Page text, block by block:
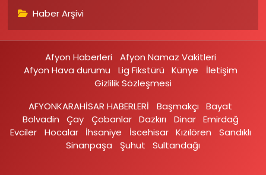
Haber Arşivi
Afyon Haberleri
Afyon Namaz Vakitleri
Afyon Hava durumu
Lig Fikstürü Künye
İletişim
Gizlilik Sözleşmesi
AFYONKARAHİSAR HABERLERİ
Başmakçı
Bayat
Bolvadin
Çay Çobanlar Dazkırı Dinar Emirdağ‎
Evciler‎
Hocalar İhsaniye‎ İscehisar Kızılören‎
Sandıklı‎
Sinanpaşa
Şuhut Sultandağı